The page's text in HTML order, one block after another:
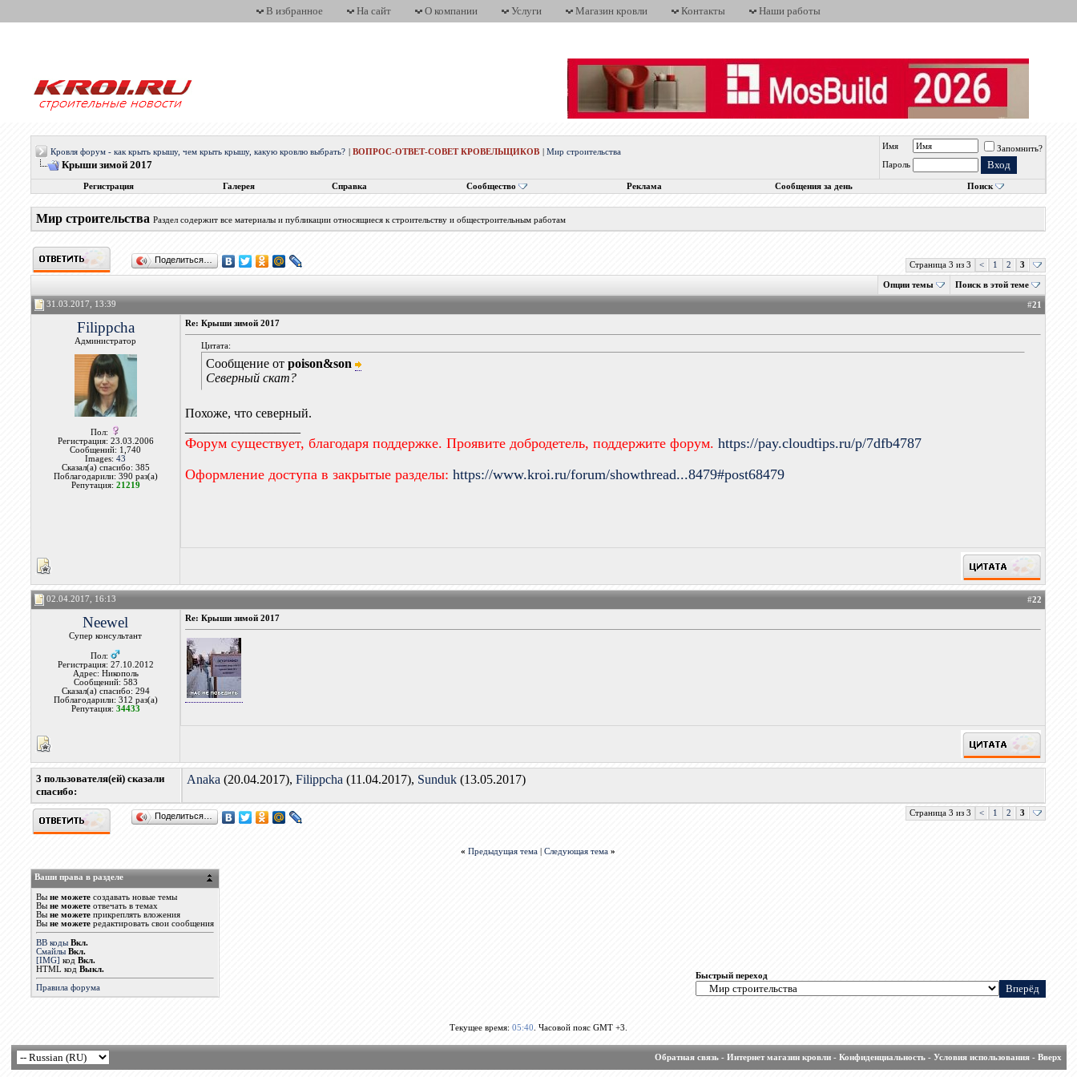
В избранное На сайт О компании Услуги Магазин кровли Контакты Наши работы
Кровля форум - как крыть крышу, чем крыть крышу, какую кровлю выбрать? |ВОПРОС-ОТВЕТ-СОВЕТ КРОВЕЛЬЩИКОВ |Мир строительства
Крыши зимой 2017
Имя
Запомнить?
Пароль
Регистрация Галерея Справка Сообщество Реклама Сообщения за день Поиск
Мир строительства Раздел содержит все материалы и публикации относящиеся к строительству и общестроительным работам
Поделиться…
Страница 3 из 3 < 1 2 3
Опции темы Поиск в этой теме
31.03.2017, 13:39 #21
Filippcha
Администратор
Пол:
Регистрация: 23.03.2006
Сообщений: 1,740
Images:43
Сказал(а) спасибо: 385
Поблагодарили: 390 раз(а)
Репутация: 21219
Re: Крыши зимой 2017
Цитата:
Сообщение отpoison&son
Северный скат?
Похоже, что северный.
Форум существует, благодаря поддержке. Проявите добродетель, поддержите форум.https://pay.cloudtips.ru/p/7dfb4787
Оформление доступа в закрытые разделы:https://www.kroi.ru/forum/showthread...8479#post68479
02.04.2017, 16:13 #22
Neewel
Супер консультант
Пол:
Регистрация: 27.10.2012
Адрес: Никополь
Сообщений: 583
Сказал(а) спасибо: 294
Поблагодарили: 312 раз(а)
Репутация: 34433
Re: Крыши зимой 2017
3 пользователя(ей) сказали
cпасибо:
Anaka (20.04.2017),Filippcha (11.04.2017), Sunduk (13.05.2017)
Поделиться… Страница 3 из 3 < 1 2 3
« Предыдущая тема |Следующая тема »
Ваши права в разделе
Выне можете создавать новые темы
Выне можете отвечать в темах
Выне можете прикреплять вложения
Выне можете редактировать свои сообщения
BB коды Вкл.
Смайлы Вкл.
[IMG] кодВкл.
HTML кодВыкл.
Правила форума
Быстрый переход
Текущее время: 05:40 . Часовой пояс GMT +3.
Обратная связь- Интернет магазин кровли- Конфиденциальность- Условия использования- Вверх